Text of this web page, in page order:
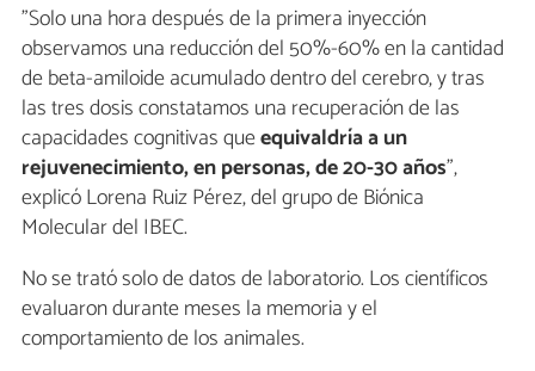
"Solo una hora después de la primera inyección
observamos una reducción del 50%-60% en la cantidad
de beta-amiloide acumulado dentro del cerebro, y tras
las tres dosis constatamos una recuperación de las
capacidades cognitivas queequivaldría a un
rejuvenecimiento, en personas, de 20-30 años",
explicó Lorena Ruiz Pérez, del grupo de Biónica
Molecular del IBEC.
No se trató solo de datos de laboratorio. Los científicos
evaluaron durante meses la memoria y el
comportamiento de los animales.